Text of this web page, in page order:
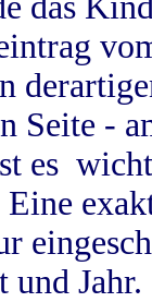
Seite -
es
und Jahr.